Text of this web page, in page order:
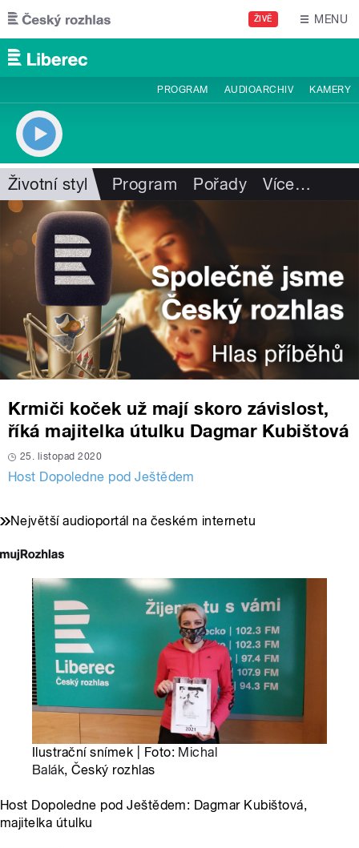
Přejít k hlavnímu obsahu
ŽIVĚ MENU
PROGRAM AUDIOARCHIV KAMERY
Životní styl Program Pořady Více…
Krmiči koček už mají skoro závislost,
říká majitelka útulku Dagmar Kubištová
25. listopad 2020
Host Dopoledne pod Ještědem
Největší audioportál na českém internetu
Ilustrační snímek | Foto: Michal
Balák, Český rozhlas
Host Dopoledne pod Ještědem: Dagmar Kubištová,
majitelka útulku